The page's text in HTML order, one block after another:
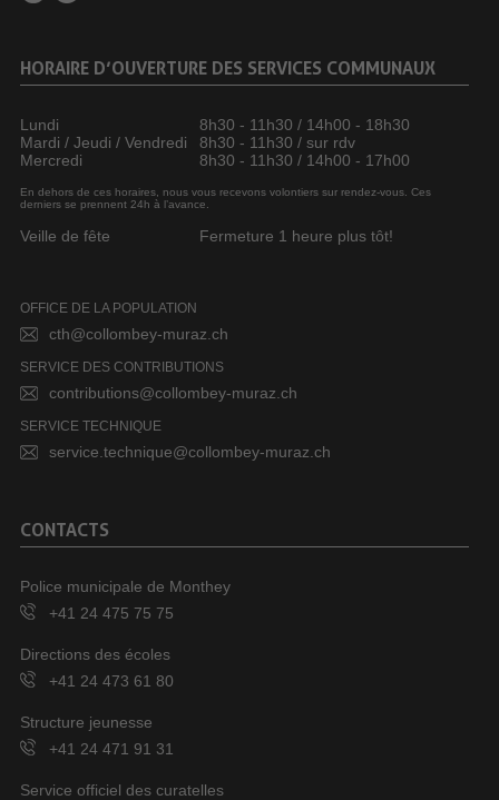
HORAIRE D’OUVERTURE DES SERVICES COMMUNAUX
Lundi
8h30 - 11h30 / 14h00 - 18h30
Mardi / Jeudi / Vendredi
8h30 - 11h30 / sur rdv
Mercredi
8h30 - 11h30 / 14h00 - 17h00
En dehors de ces horaires, nous vous recevons volontiers sur rendez-vous. Ces
derniers se prennent 24h à l’avance.
Veille de fête Fermeture 1 heure plus tôt!
OFFICE DE LA POPULATION
cth@collombey-muraz.ch
SERVICE DES CONTRIBUTIONS
contributions@collombey-muraz.ch
SERVICE TECHNIQUE
service.technique@collombey-muraz.ch
CONTACTS
Police municipale de Monthey
+41 24 475 75 75
Directions des écoles
+41 24 473 61 80
Structure jeunesse
+41 24 471 91 31
Service officiel des curatelles